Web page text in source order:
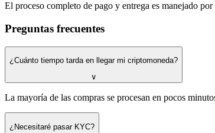
El proceso completo de pago y entrega es manejado
Preguntas frecuentes
¿Cuánto tiempo tarda en llegar mi criptomoneda?
∨
La mayoría de las compras se procesan en pocos
¿Necesitaré pasar KYC?